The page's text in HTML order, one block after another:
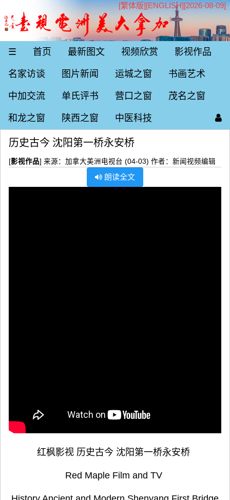
[繁体版][ENGLISH][2026-08-09]
☰ 首页 最新图文 视频欣赏 影视作品
名家访谈 图片新闻 运城之窗 书画艺术
中加交流 单氏评书 营口之窗 茂名之窗
和龙之窗 陕西之窗 中医科技
历史古今 沈阳第一桥永安桥
[影视作品] 来源：加拿大美洲电视台 (04-03) 作者：新闻视频编辑
朗读全文
红枫影视 历史古今 沈阳第一桥永安桥
Red Maple Film and TV